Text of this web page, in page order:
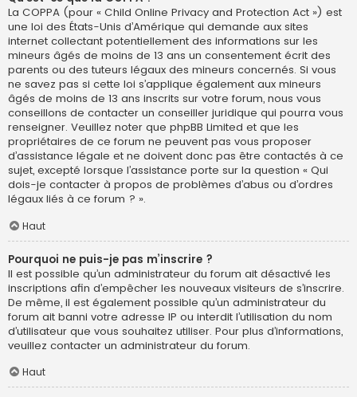
La COPPA (pour « Child Online Privacy and Protection Act ») est
une loi des États-Unis d’Amérique qui demande aux sites
internet collectant potentiellement des informations sur les
mineurs âgés de moins de 13 ans un consentement écrit des
parents ou des tuteurs légaux des mineurs concernés. Si vous
ne savez pas si cette loi s’applique également aux mineurs
âgés de moins de 13 ans inscrits sur votre forum, nous vous
conseillons de contacter un conseiller juridique qui pourra vous
renseigner. Veuillez noter que phpBB Limited et que les
propriétaires de ce forum ne peuvent pas vous proposer
d’assistance légale et ne doivent donc pas être contactés à ce
sujet, excepté lorsque l’assistance porte sur la question « Qui
dois-je contacter à propos de problèmes d’abus ou d’ordres
légaux liés à ce forum ? ».
Haut
Pourquoi ne puis-je pas m’inscrire ?
Il est possible qu’un administrateur du forum ait désactivé les
inscriptions afin d’empêcher les nouveaux visiteurs de s’inscrire.
De même, il est également possible qu’un administrateur du
forum ait banni votre adresse IP ou interdit l’utilisation du nom
d’utilisateur que vous souhaitez utiliser. Pour plus d’informations,
veuillez contacter un administrateur du forum.
Haut